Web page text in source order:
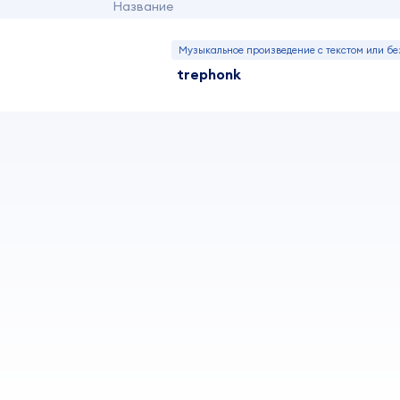
Название
Музыкальное произведение с текстом или
trephonk